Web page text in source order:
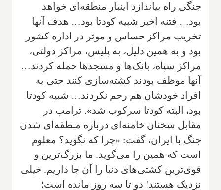
جنگی راه بیاندازد اینبار منطقه‌ای خواهد
بود… فتنه اخیر شبیه کودتا بود… هدف آنها
تخریب مراکز حساس و موثر در اداره کشور
بود و به همین دلیل، به پلیس، مراکز دولتی،
مراکز سپاه، بانک‌ها و مسجدها حمله کردند…
آنها موظف بودند کشته‌سازی کنند حتی به
افراد خودشان هم رحم نکردند… شبیه کودتا
بود، البته کودتا سرکوب شد». ترامپ در
مقابل سخنان خامنه‌ای درباره منطقه‌ای شدن
جنگ با ایران، گفت: «چرا که نگوید؟ معلوم
است که همین را می‌گوید. ما بزرگ‌ترین و
قوی‌ترین کشتی‌های دنیا را آن جا داریم. خیلی
نزدیک هستند؛ دو تا سه روز مانده است؛